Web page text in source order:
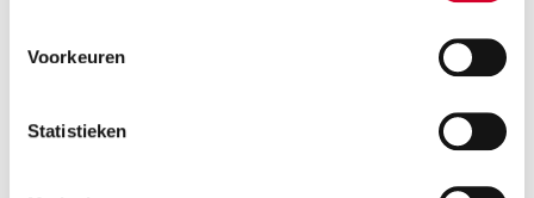
Voorkeuren
Statistieken